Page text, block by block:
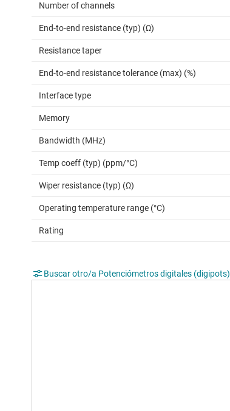
Number of channels
End-to-end resistance (typ) (Ω)
Resistance taper
End-to-end resistance tolerance (max) (%)
Interface type
Memory
Bandwidth (MHz)
Temp coeff (typ) (ppm/°C)
Wiper resistance (typ) (Ω)
Operating temperature range (°C)
Rating
Buscar otro/a Potenciómetros digitales (digipots)